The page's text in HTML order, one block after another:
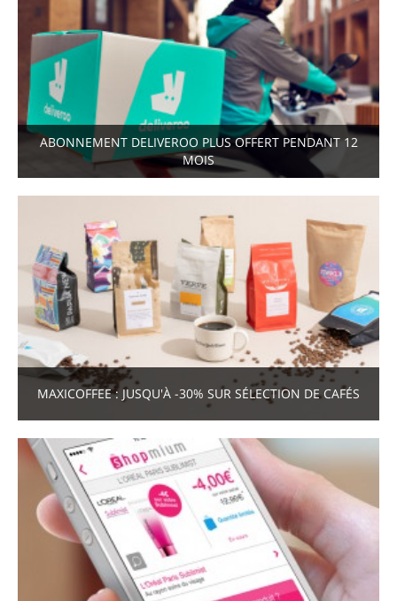
ABONNEMENT DELIVEROO PLUS OFFERT PENDANT 12
MOIS
MAXICOFFEE : JUSQU'À -30% SUR SÉLECTION DE CAFÉS